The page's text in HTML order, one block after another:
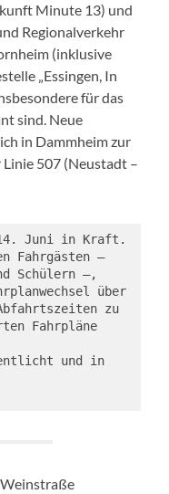
Minute 13) und
Regionalverkehr
(inklusive
„Essingen, In
für das
sind. Neue
in Dammheim zur
507 (Neustadt –
14. Juni in Kraft.
Fahrgästen –
Schülern –,
über
zu
Fahrpläne
und in